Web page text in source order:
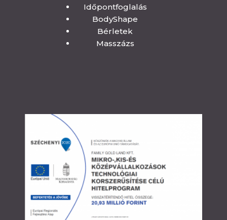
Időpontfoglalás
BodyShape
Bérletek
Masszázs